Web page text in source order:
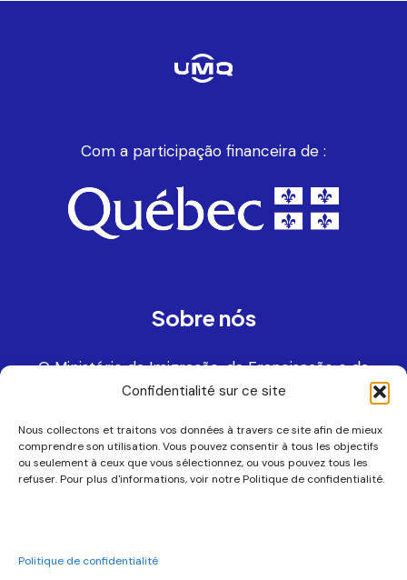
Confidentialité sur ce site
Nous collectons et traitons vos données à travers ce site afin de mieux
comprendre son utilisation. Vous pouvez consentir à tous les objectifs
ou seulement à ceux que vous sélectionnez, ou vous pouvez tous les
refuser. Pour plus d'informations, voir notre Politique de confidentialité.
Politique de confidentialité
Com a participação financeira de :
Sobre nós
O Ministério da Imigração, da Francisação e da
Integração trabalha em parceria com a União dos
imigração em todas as regiões do Quebeque.